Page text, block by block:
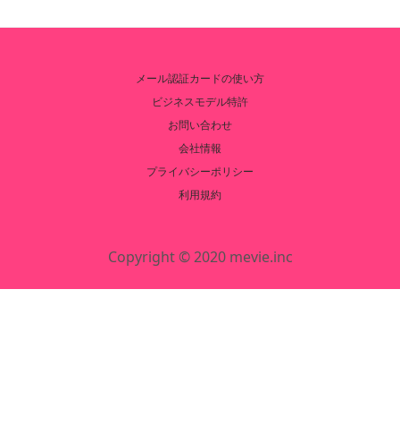
メール認証カードの使い方
ビジネスモデル特許
お問い合わせ
会社情報
プライバシーポリシー
利用規約
Copyright © 2020 mevie.inc